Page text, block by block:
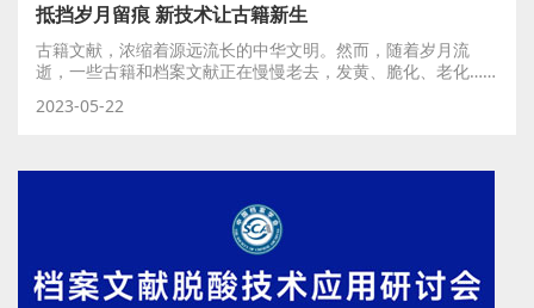
抵挡岁月留痕 新技术让古籍新生
古籍文献，浓缩着源远流长的中华文明。然而，随着岁月流
逝，一些古籍和档案文献正在慢慢老去，发黄、脆化、老化……
2023-05-22